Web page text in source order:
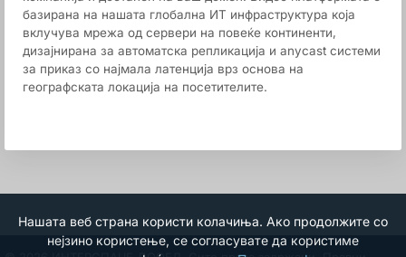
базирана на нашата глобална ИТ инфраструктура која
вклучува мрежа од сервери на повеќе континенти,
дизајнирана за автоматска репликација и anycast системи
за приказ со најмала латенција врз основа на
географската локација на посетителите.
Нашата веб страна користи колачиња. Ако продолжите со
нејзино користење, се согласувате да користиме